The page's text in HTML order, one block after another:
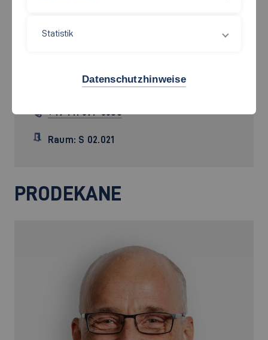
Norbert.Schreier[at]hs-esslingen.de
+49 711 397-3300
Raum: S 02.021
PRODEKANE
Statistik
Datenschutzhinweise